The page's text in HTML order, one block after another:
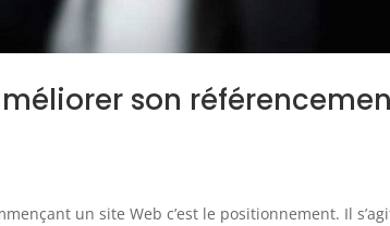
son
un site Web c’est le positionnement. Il